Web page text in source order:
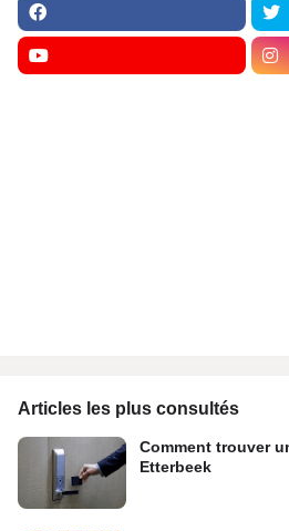
Articles les plus consultés
Comment trouver
Etterbeek